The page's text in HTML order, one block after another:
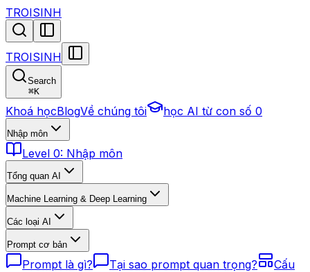
TROISINH
TROISINH
Search
⌘K
Khoá họcBlogVề chúng tôi học AI từ con số 0
Nhập môn
Level 0: Nhập môn
Tổng quan AI
Machine Learning & Deep Learning
Các loại AI
Prompt cơ bản
Prompt là gì? Tại sao prompt quan trọng?
Cấu